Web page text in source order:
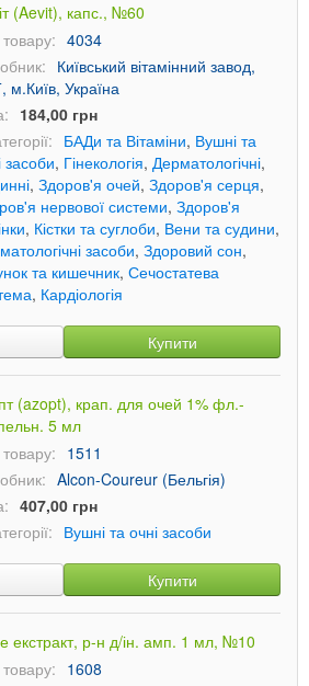
(Aevit), капс., №60
4034
Київський вітамінний завод,
м.Київ, Україна
184,00 грн
БАДи та Вітаміни, Вушні та
засоби, Гінекологія, Дерматологічні,
, Здоров'я очей, Здоров'я серця,
нервової системи, Здоров'я
, Кістки та суглоби, Вени та судини,
засоби, Здоровий сон,
та кишечник, Сечостатева
, Кардіологія
Купити
(azopt), крап. для очей 1% фл.-
5 мл
1511
Alcon-Coureur (Бельгія)
407,00 грн
Вушні та очні засоби
Купити
екстракт, р-н д/ін. амп. 1 мл, №10
1608